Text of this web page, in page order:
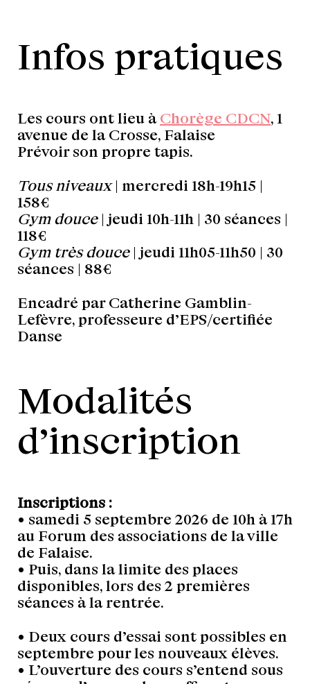
Infos pratiques
Les cours ont lieu à Chorège CDCN , 1
avenue de la Crosse, Falaise
Prévoir son propre tapis.
Tous niveaux | mercredi 18h-19h15 |
158€
Gym douce| jeudi 10h-11h | 30 séances |
118€
Gym très douce| jeudi 11h05-11h50 | 30
séances | 88€
Encadré par Catherine Gamblin-
Lefèvre, professeure d’EPS/certifiée
Danse
Modalités
d’inscription
Inscriptions :
• samedi 5 septembre 2026 de 10h à 17h
au Forum des associations de la ville
de Falaise.
• Puis, dans la limite des places
disponibles, lors des 2 premières
séances à la rentrée.
• Deux cours d’essai sont possibles en
septembre pour les nouveaux élèves.
• L’ouverture des cours s’entend sous